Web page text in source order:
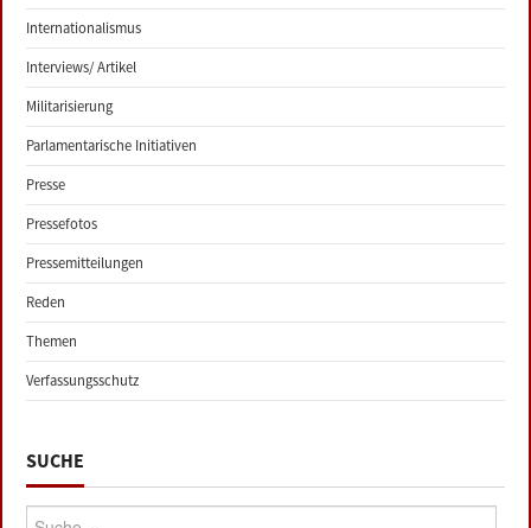
Internationalismus
Interviews/ Artikel
Militarisierung
Parlamentarische Initiativen
Presse
Pressefotos
Pressemitteilungen
Reden
Themen
Verfassungsschutz
SUCHE
Suche: